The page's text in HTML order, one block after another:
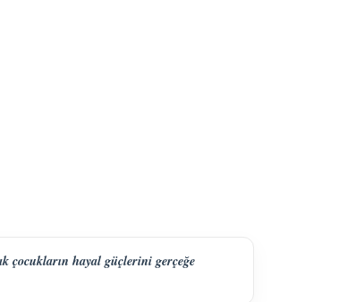
çocukların hayal güçlerini gerçeğe